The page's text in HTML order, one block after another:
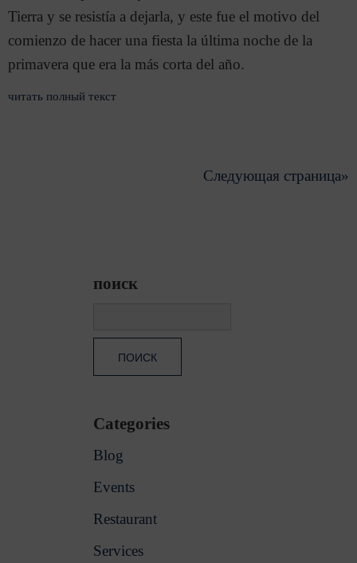
Tierra y se resistía a dejarla, y este fue el motivo del
comienzo de hacer una fiesta la última noche de la
primavera que era la más corta del año.
читать полный текст
Следующая страница»
поиск
Categories
Blog
Events
Restaurant
Services